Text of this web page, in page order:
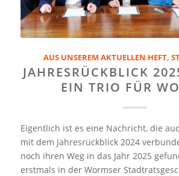
AUS UNSEREM AKTUELLEN HEFT,
JAHRESRÜCKBLICK
EIN TRIO FÜR
Eigentlich ist es eine Nachricht, die
mit dem Jahresrückblick 2024
noch ihren Weg in das Jahr 2025
erstmals in der Wormser